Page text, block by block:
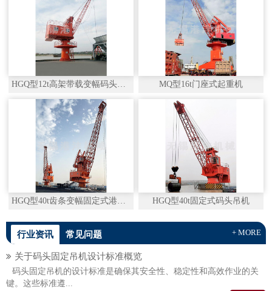
MQ型16t门座式起重机
HGQ型40t固定式码头吊机
行业资讯 常见问题 + MORE
关于码头固定吊机设计标准概览
码头固定吊机的设计标准是确保其安全性、稳定性和高效作业的关
键。这些标准遵...